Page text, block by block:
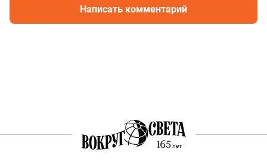
Написать комментарий